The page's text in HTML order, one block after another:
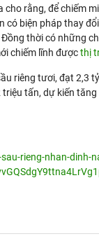
rằng, để chiếm
có biện pháp thay
thời có những
chiếm lĩnh đượcthị
riêng tươi, đạt 2,3
tấn, dự kiến
rieng-nhan-dinh-